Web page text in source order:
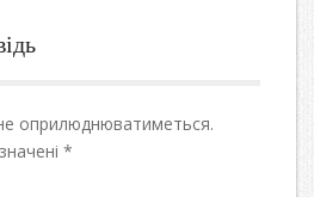
оприлюднюватиметься.
*